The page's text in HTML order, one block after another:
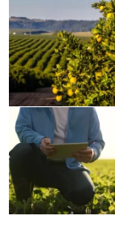
histórico